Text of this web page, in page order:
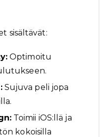
sisältävät:
Optimoitu
Sujuva peli jopa
Toimii iOS:llä ja
kokoisilla